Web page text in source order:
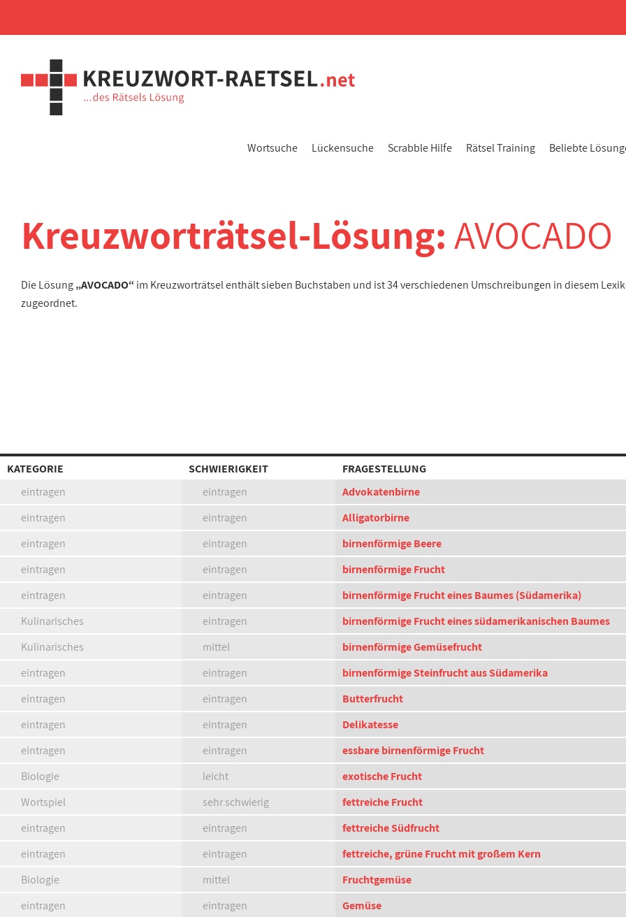
Wortsuche Lückensuche Scrabble Hilfe Rätsel Training Beliebte
Kreuzworträtsel-Lösung:AVOCADO
Die Lösung„AVOCADO“ im Kreuzworträtsel enthält sieben Buchstaben und ist 34 verschiedenen Umschreibungen in diesem
zugeordnet.
KATEGORIE SCHWIERIGKEIT
FRAGESTELLUNG
eintragen
eintragen
Advokatenbirne
eintragen
eintragen
Alligatorbirne
eintragen
eintragen
birnenförmige Beere
eintragen
eintragen
birnenförmige Frucht
eintragen
eintragen
birnenförmige Frucht eines Baumes (Südamerika)
Kulinarisches
eintragen
birnenförmige Frucht eines südamerikanischen Baumes
Kulinarisches
mittel
birnenförmige Gemüsefrucht
eintragen
eintragen
birnenförmige Steinfrucht aus Südamerika
eintragen
eintragen
Butterfrucht
eintragen
eintragen
Delikatesse
eintragen
eintragen
essbare birnenförmige Frucht
Biologie
leicht
exotische Frucht
Wortspiel
sehr schwierig
fettreiche Frucht
eintragen
eintragen
fettreiche Südfrucht
eintragen
eintragen
fettreiche, grüne Frucht mit großem Kern
Biologie
mittel
Fruchtgemüse
eintragen
eintragen
Gemüse